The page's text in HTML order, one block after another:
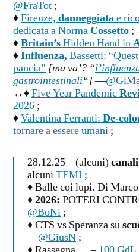
@FraTot ;
♦Firenze, danneggiatae
dedicata a NormaCossetto ;
♦Britain’sHidden Hand in
♦Influenza, Bassetti:
pancia” [ma va’? “
gastrointestinali“]—
↔♦Five Year Pandemic
2026 ;
♦Valentina Ferranti: De-
tornare a essere umani ;
28.12.25 – (alcuni)canali
alcuniTEMI ;
♦ Balle coi lupi. Di Marco
♦2026: POTERI
@BoNi ;
♦ CTS vs Speranza su
—@GiusN ;